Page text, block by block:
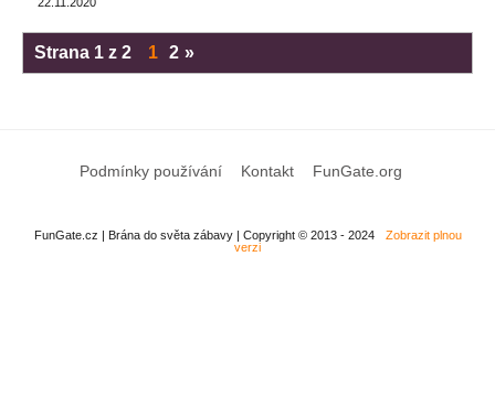
Strana 1 z 2 1 2 »
Podmínky používání Kontakt FunGate.org
FunGate.cz | Brána do světa zábavy | Copyright © 2013 - 2024
Zobrazit plnou
verzi